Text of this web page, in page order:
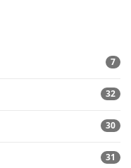
7
32
30
31